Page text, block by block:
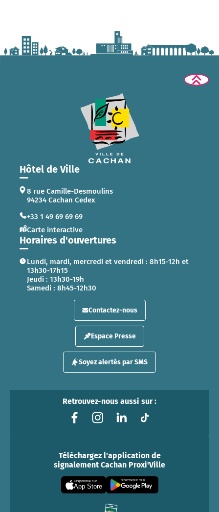
Hôtel de Ville
8 rue Camille-Desmoulins
94234 Cachan Cedex
+33 1 49 69 69 69
Carte interactive
Horaires d'ouvertures
Lundi, mardi, mercredi et vendredi : 8h15-12h et
13h30-17h15
Jeudi : 13h30-19h
Samedi : 8h45-12h30
Contactez-nous
Espace Presse
Soyez alertés par SMS
Retrouvez-nous aussi sur :
Téléchargez l'application de
signalement Cachan Proxi'Ville
Disponible sur
App Store
DISPONIBLE SUR